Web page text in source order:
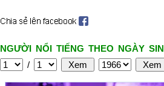
NGƯỜI NỔI TIẾNG THEO NGÀY
/